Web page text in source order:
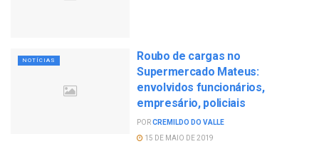
NOTÍCIAS
Roubo de cargas no
Supermercado Mateus:
envolvidos funcionários,
empresário, policiais
PORCREMILDO DO VALLE
15 DE MAIO DE 2019